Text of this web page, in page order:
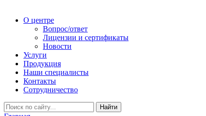
О центре
Вопрос/ответ
Лицензии и сертификаты
Новости
Услуги
Продукция
Наши специалисты
Контакты
Сотрудничество
Найти